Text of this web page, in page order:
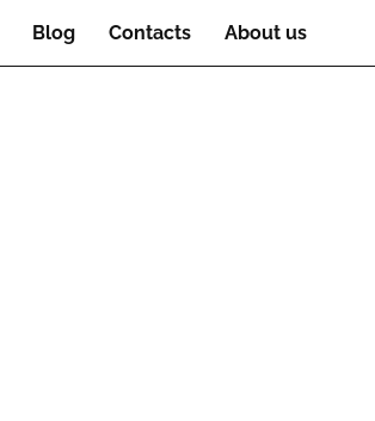
Blog Contacts About us